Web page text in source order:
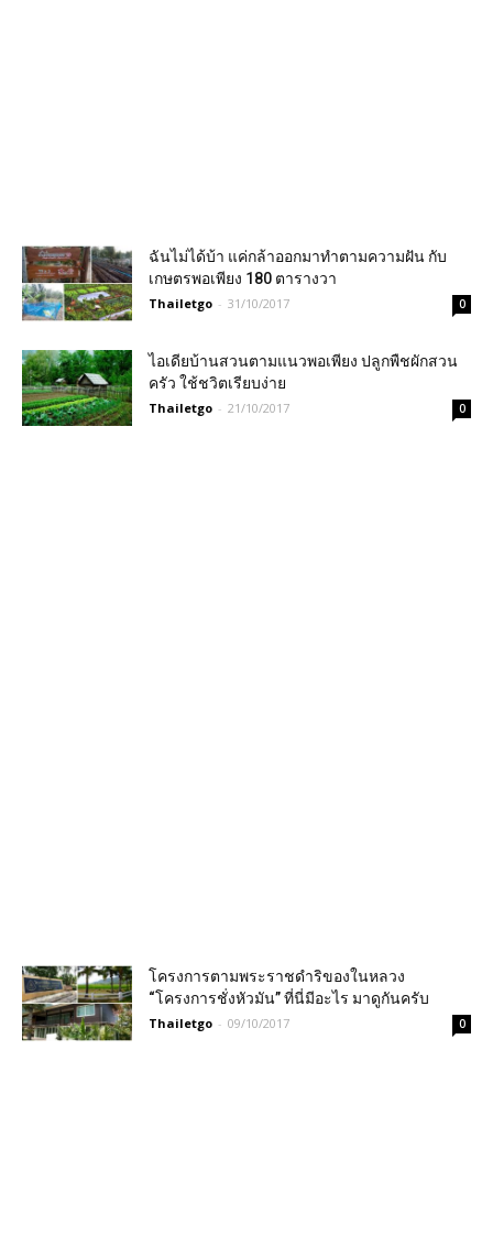
ฉันไม่ได้บ้า แค่กล้าออกมาทำตามความฝัน กับ
เกษตรพอเพียง 180 ตารางวา
Thailetgo - 31/10/2017 0
ไอเดียบ้านสวนตามแนวพอเพียง ปลูกพืชผักสวน
ครัว ใช้ชวิตเรียบง่าย
Thailetgo - 21/10/2017 0
โครงการตามพระราชดำริของในหลวง
“โครงการชั่งหัวมัน” ที่นี่มีอะไร มาดูกันครับ
Thailetgo - 09/10/2017 0